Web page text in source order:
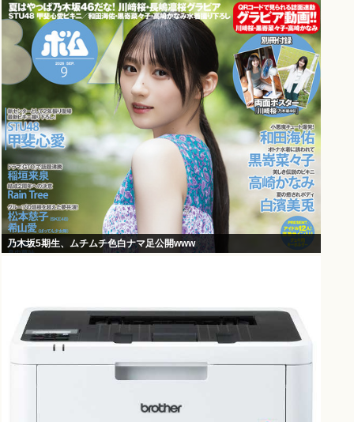
乃木坂5期生、ムチムチ色白ナマ足公開www